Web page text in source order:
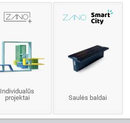
Individualūs
projektai
Saulės baldai